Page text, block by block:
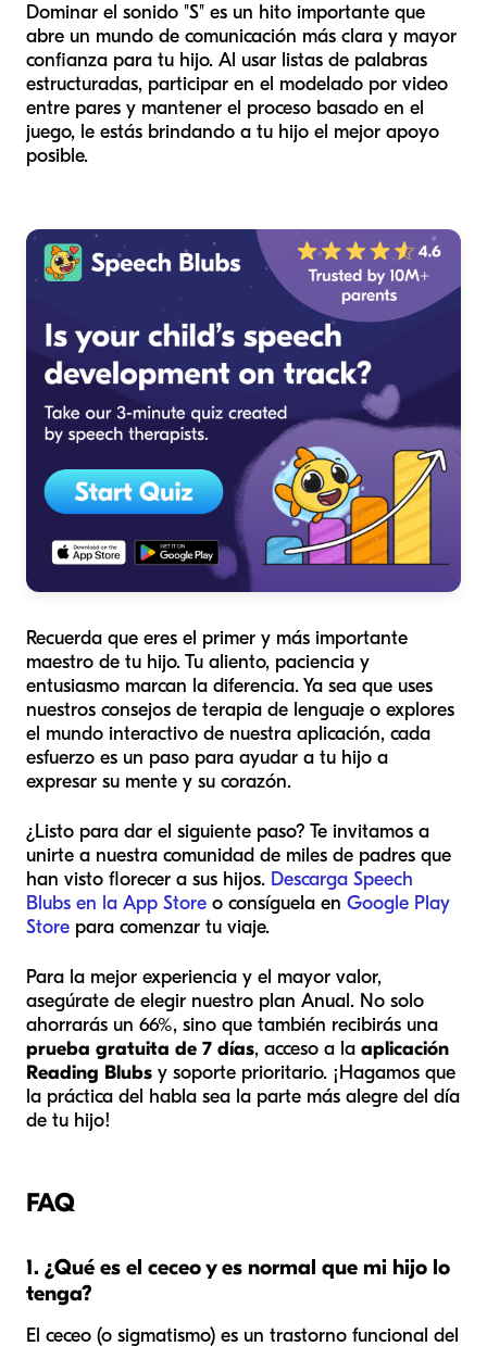
Dominar el sonido "S" es un hito importante que
abre un mundo de comunicación más clara y mayor
confianza para tu hijo. Al usar listas de palabras
estructuradas, participar en el modelado por video
entre pares y mantener el proceso basado en el
juego, le estás brindando a tu hijo el mejor apoyo
posible.
Recuerda que eres el primer y más importante
maestro de tu hijo. Tu aliento, paciencia y
entusiasmo marcan la diferencia. Ya sea que uses
nuestros consejos de terapia de lenguaje o explores
el mundo interactivo de nuestra aplicación, cada
esfuerzo es un paso para ayudar a tu hijo a
expresar su mente y su corazón.
¿Listo para dar el siguiente paso? Te invitamos a
unirte a nuestra comunidad de miles de padres que
han visto florecer a sus hijos. Descarga Speech
Blubs en la App Store o consíguela en Google Play
Store para comenzar tu viaje.
Para la mejor experiencia y el mayor valor,
asegúrate de elegir nuestro plan Anual. No solo
ahorrarás un 66%, sino que también recibirás una
prueba gratuita de 7 días, acceso a la aplicación
Reading Blubs y soporte prioritario. ¡Hagamos que
la práctica del habla sea la parte más alegre del día
de tu hijo!
FAQ
1. ¿Qué es el ceceo y es normal que mi hijo lo
tenga?
El ceceo (o sigmatismo) es un trastorno funcional del